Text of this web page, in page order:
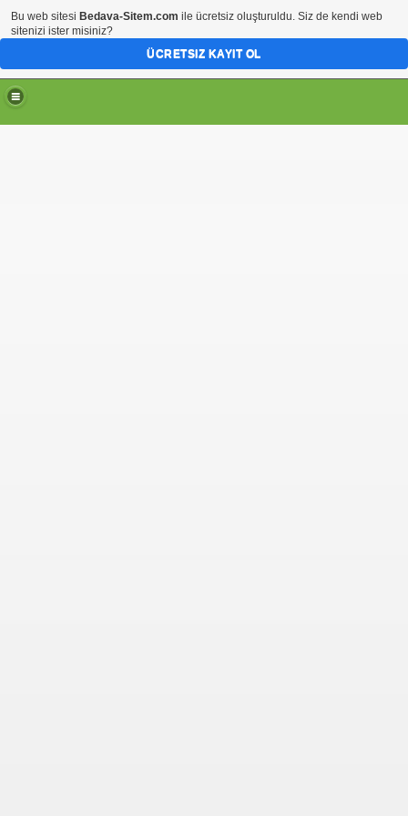
Bu web sitesi Bedava-Sitem.com ile ücretsiz oluşturuldu. Siz de kendi web
sitenizi ister misiniz?
ÜCRETSIZ KAYIT OL